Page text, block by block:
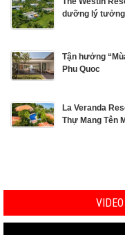
dưỡng lý tưởng
Tận hưởng
Phu Quoc
La Veranda
Thự Mang Tên